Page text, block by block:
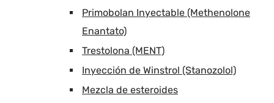
Primobolan Inyectable (Methenolone
Enantato)
Trestolona (MENT)
Inyección de Winstrol (Stanozolol)
Mezcla de esteroides